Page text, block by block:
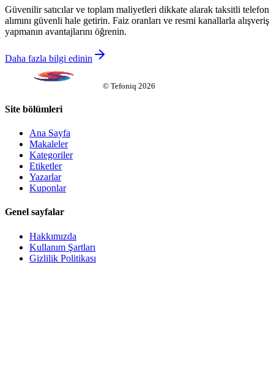
Güvenilir satıcılar ve toplam maliyetleri dikkate alarak taksitli telefon
alımını güvenli hale getirin. Faiz oranları ve resmi kanallarla alışveriş
yapmanın avantajlarını öğrenin.
Daha fazla bilgi edinin
© Tefoniq 2026
Site bölümleri
Ana Sayfa
Makaleler
Kategoriler
Etiketler
Yazarlar
Kuponlar
Genel sayfalar
Hakkımızda
Kullanım Şartları
Gizlilik Politikası